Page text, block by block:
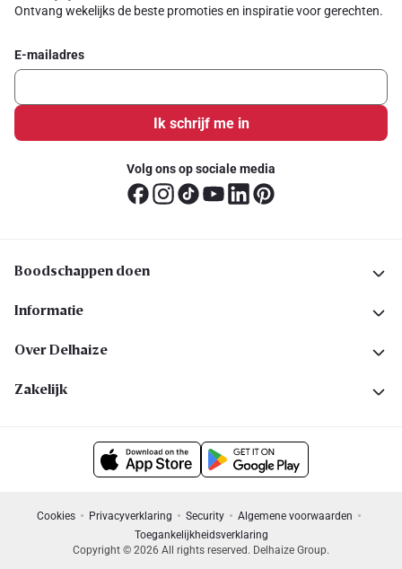
Ontvang wekelijks de beste promoties en inspiratie voor gerechten.
E-mailadres
Ik schrijf me in
Volg ons op sociale media
Boodschappen doen
Informatie
Over Delhaize
Zakelijk
Cookies Privacyverklaring Security
Algemene voorwaarden
Toegankelijkheidsverklaring
Copyright © 2026 All rights reserved. Delhaize Group.